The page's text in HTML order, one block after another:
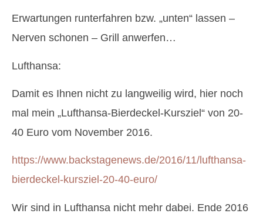
Erwartungen runterfahren bzw. „unten“ lassen –
Nerven schonen – Grill anwerfen…
Lufthansa:
Damit es Ihnen nicht zu langweilig wird, hier noch
mal mein „Lufthansa-Bierdeckel-Kursziel“ von 20-
40 Euro vom November 2016.
https://www.backstagenews.de/2016/11/lufthansa-
bierdeckel-kursziel-20-40-euro/
Wir sind in Lufthansa nicht mehr dabei. Ende 2016